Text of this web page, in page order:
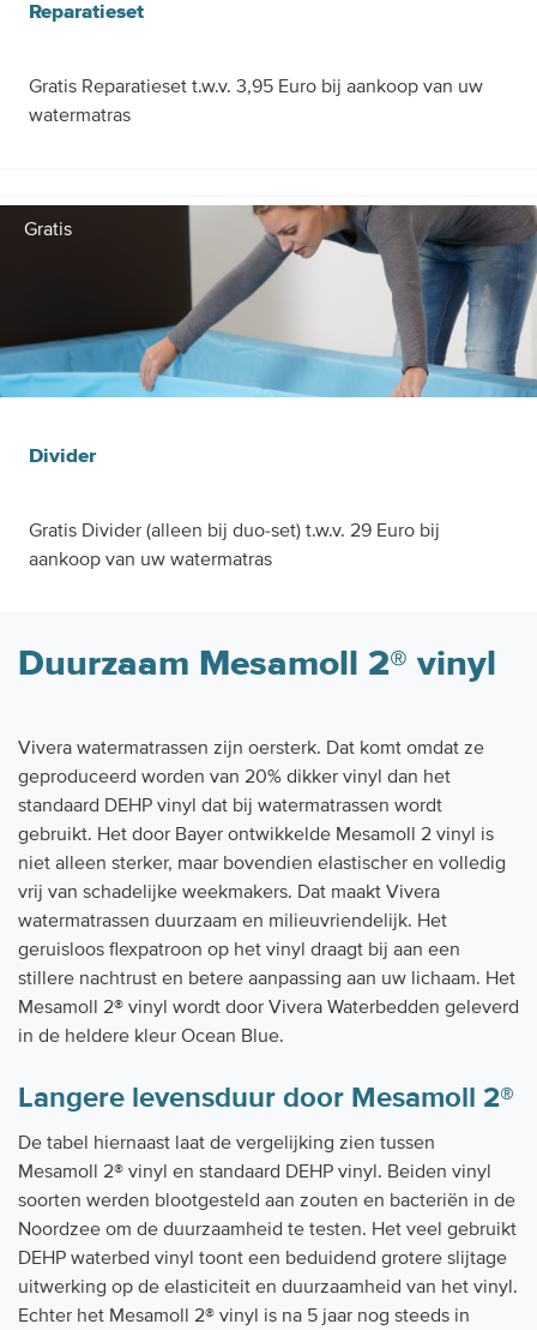
Reparatieset
Gratis Reparatieset t.w.v. 3,95 Euro bij aankoop van uw
watermatras
Gratis
Divider
Gratis Divider (alleen bij duo-set) t.w.v. 29 Euro bij
aankoop van uw watermatras
Duurzaam Mesamoll 2® vinyl
Vivera watermatrassen zijn oersterk. Dat komt omdat ze
geproduceerd worden van 20% dikker vinyl dan het
standaard DEHP vinyl dat bij watermatrassen wordt
gebruikt. Het door Bayer ontwikkelde Mesamoll 2 vinyl is
niet alleen sterker, maar bovendien elastischer en volledig
vrij van schadelijke weekmakers. Dat maakt Vivera
watermatrassen duurzaam en milieuvriendelijk. Het
geruisloos flexpatroon op het vinyl draagt bij aan een
stillere nachtrust en betere aanpassing aan uw lichaam. Het
Mesamoll 2® vinyl wordt door Vivera Waterbedden geleverd
in de heldere kleur Ocean Blue.
Langere levensduur door Mesamoll 2®
De tabel hiernaast laat de vergelijking zien tussen
Mesamoll 2® vinyl en standaard DEHP vinyl. Beiden vinyl
soorten werden blootgesteld aan zouten en bacteriën in de
Noordzee om de duurzaamheid te testen. Het veel gebruikt
DEHP waterbed vinyl toont een beduidend grotere slijtage
uitwerking op de elasticiteit en duurzaamheid van het vinyl.
Echter het Mesamoll 2® vinyl is na 5 jaar nog steeds in